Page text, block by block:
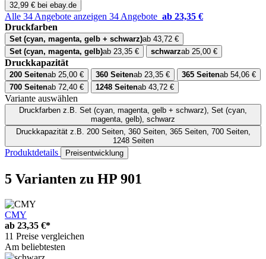
32,99 € bei ebay.de
Alle 34 Angebote anzeigen 34 Angebote ab 23,35 €
Druckfarben
Set (cyan, magenta, gelb + schwarz)ab 43,72 €
Set (cyan, magenta, gelb)ab 23,35 € schwarzab 25,00 €
Druckkapazität
200 Seitenab 25,00 € 360 Seitenab 23,35 € 365 Seitenab 54,06 €
700 Seitenab 72,40 € 1248 Seitenab 43,72 €
Variante auswählen
Druckfarben
magenta, gelb), schwarz
Druckkapazitätz.B. 200 Seiten, 360 Seiten, 365 Seiten, 700 Seiten,
1248 Seiten
Produktdetails Preisentwicklung
5 Varianten zu HP 901
CMY
ab 23,35 €*
11 Preise vergleichen
Am beliebtesten